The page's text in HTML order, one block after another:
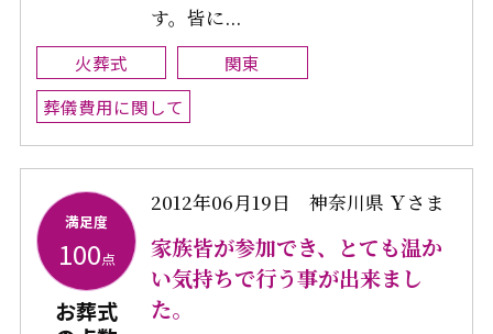
す。皆に...
火葬式
関東
葬儀費用に関して
満足度
100点
お葬式
2012年06月19日 神奈川県 Ｙさま
家族皆が参加でき、とても温か
い気持ちで行う事が出来まし
た。